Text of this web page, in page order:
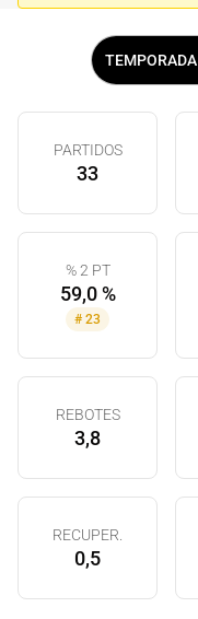
TEMPORADA
PARTIDOS
33
% 2 PT
59,0 %
# 23
REBOTES
3,8
RECUPER.
0,5